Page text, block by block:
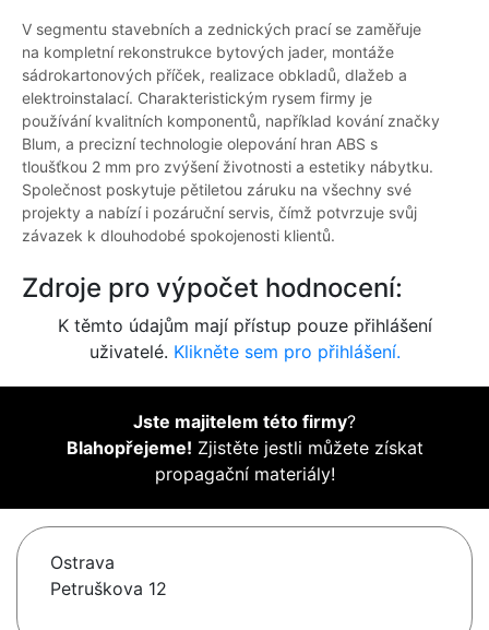
V segmentu stavebních a zednických prací se zaměřuje
na kompletní rekonstrukce bytových jader, montáže
sádrokartonových příček, realizace obkladů, dlažeb a
elektroinstalací. Charakteristickým rysem firmy je
používání kvalitních komponentů, například kování značky
Blum, a precizní technologie olepování hran ABS s
tloušťkou 2 mm pro zvýšení životnosti a estetiky nábytku.
Společnost poskytuje pětiletou záruku na všechny své
projekty a nabízí i pozáruční servis, čímž potvrzuje svůj
závazek k dlouhodobé spokojenosti klientů.
Zdroje pro výpočet hodnocení:
K těmto údajům mají přístup pouze přihlášení
uživatelé. Klikněte sem pro přihlášení.
Jste majitelem této firmy?
Blahopřejeme! Zjistěte jestli můžete získat
propagační materiály!
Ostrava
Petruškova 12